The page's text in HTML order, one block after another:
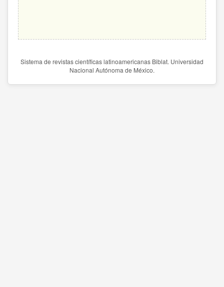
Sistema de revistas científicas latinoamericanas Biblat. Universidad
Nacional Autónoma de México.